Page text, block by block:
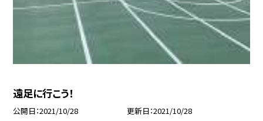
遠足に行こう！
公開日 2021/10/28 更新日 2021/10/28